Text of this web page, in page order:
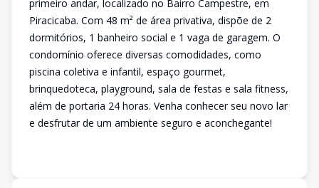
primeiro andar, localizado no Bairro Campestre, em
Piracicaba. Com 48 m² de área privativa, dispõe de 2
dormitórios, 1 banheiro social e 1 vaga de garagem. O
condomínio oferece diversas comodidades, como
piscina coletiva e infantil, espaço gourmet,
brinquedoteca, playground, sala de festas e sala fitness,
além de portaria 24 horas. Venha conhecer seu novo lar
e desfrutar de um ambiente seguro e aconchegante!